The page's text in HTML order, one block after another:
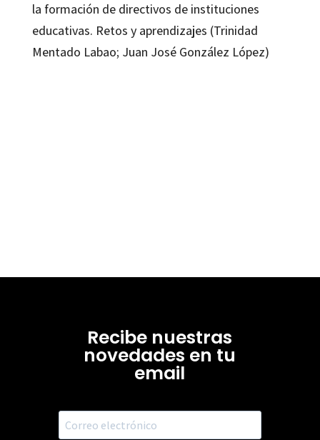
la formación de directivos de instituciones
educativas. Retos y aprendizajes (Trinidad
Mentado Labao; Juan José González López)
Recibe nuestras
novedades en tu
email